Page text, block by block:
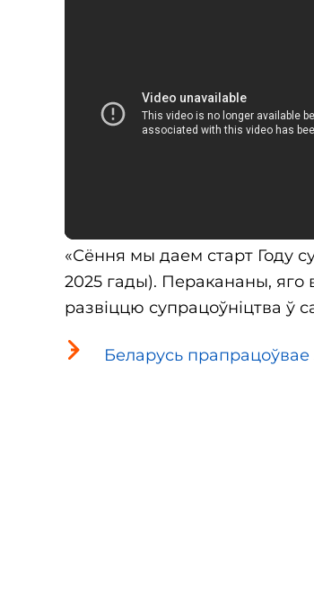
«Сёння мы даем старт Году
2025 гады). Перакананы, яго
развіццю супрацоўніцтва ў
Беларусь прапрацоўвае